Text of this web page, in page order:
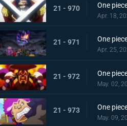
21 - 970
Apr. 18,
21 - 971
Apr. 25,
21 - 972
May. 02,
21 - 973
May. 09,